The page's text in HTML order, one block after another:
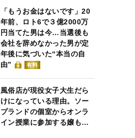
「もうお金はないです」20
年前、ロト6で３億2000万
円当てた男は今…当選後も
会社を辞めなかった男が定
年後に気づいた“本当の自
由”
有料
風俗店が現役女子大生だら
けになっている理由。ソー
プランドの個室からオンラ
イン授業に参加する嬢も…